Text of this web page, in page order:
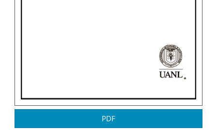
PDF